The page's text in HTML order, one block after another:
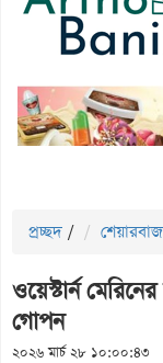
প্রচ্ছদ /
ওয়েস্টার্ন
গোপন
২০২৬ মার্চ ২৮ ১০:০০:৪৩